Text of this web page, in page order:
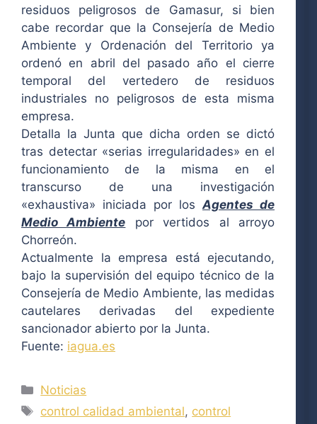
residuos peligrosos de Gamasur, si bien
cabe recordar que la Consejería de Medio
Ambiente y Ordenación del Territorio ya
ordenó en abril del pasado año el cierre
temporal del vertedero de residuos
industriales no peligrosos de esta misma
empresa.
Detalla la Junta que dicha orden se dictó
tras detectar «serias irregularidades» en el
funcionamiento de la misma en el
transcurso de una investigación
«exhaustiva» iniciada por los Agentes de
Medio Ambiente por vertidos al arroyo
Chorreón.
Actualmente la empresa está ejecutando,
bajo la supervisión del equipo técnico de la
Consejería de Medio Ambiente, las medidas
cautelares derivadas del expediente
sancionador abierto por la Junta.
Fuente: iagua.es
Categorías
Noticias
Etiquetas
control calidad ambiental, control